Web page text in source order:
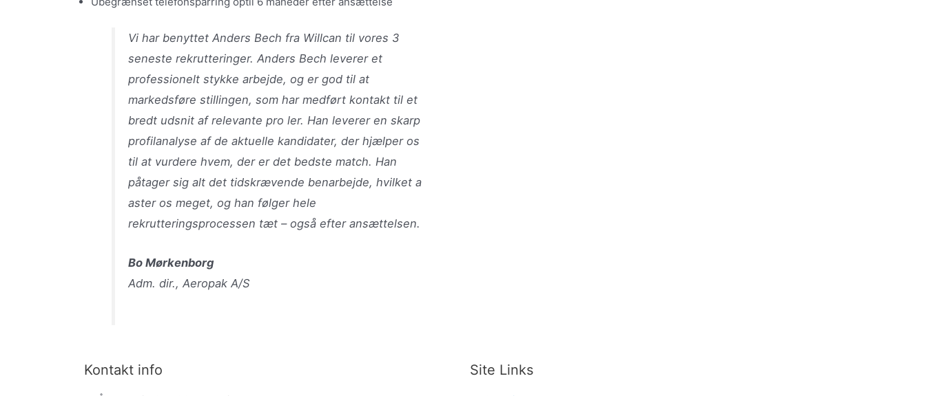
Vi har benyttet Anders Bech fra Willcan til vores 3
seneste rekrutteringer. Anders Bech leverer et
professionelt stykke arbejde, og er god til at
markedsføre stillingen, som har medført kontakt til et
bredt udsnit af relevante pro ler. Han leverer en skarp
profilanalyse af de aktuelle kandidater, der hjælper os
til at vurdere hvem, der er det bedste match. Han
påtager sig alt det tidskrævende benarbejde, hvilket a
aster os meget, og han følger hele
rekrutteringsprocessen tæt – også efter ansættelsen.
Bo Mørkenborg
Adm. dir., Aeropak A/S
Kontakt info Site Links